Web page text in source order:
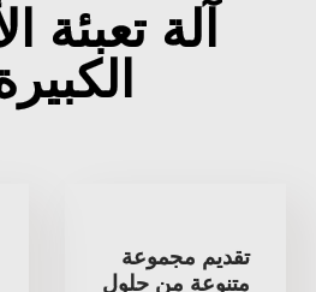
آلة تعبئة
تقديم مجموعة
متنوعة من حلول